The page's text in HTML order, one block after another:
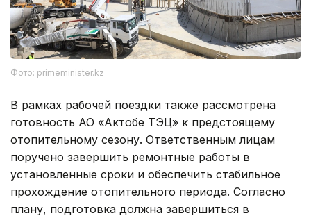
Фото: primeminister.kz
В рамках рабочей поездки также рассмотрена
готовность АО «Актобе ТЭЦ» к предстоящему
отопительному сезону. Ответственным лицам
поручено завершить ремонтные работы в
установленные сроки и обеспечить стабильное
прохождение отопительного периода. Согласно
плану, подготовка должна завершиться в